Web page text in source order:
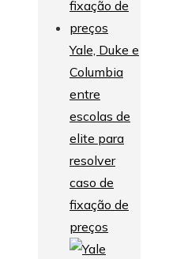
Yale, Duke e
Columbia
entre
escolas de
elite para
resolver
caso de
fixação de
preços